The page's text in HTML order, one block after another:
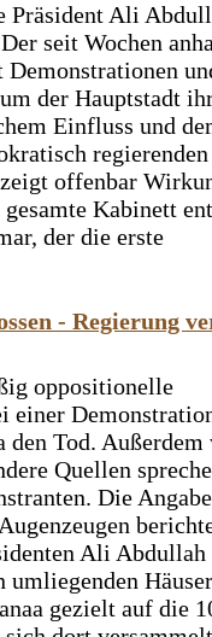
Präsident Ali
seit Wochen
der Hauptstadt
Einfluss und
regierenden
offenbar
Kabinett
der die erste
- Regierung
oppositionelle
einer
den Tod. Außerdem
Quellen
Die
Ali
umliegenden
gezielt auf die